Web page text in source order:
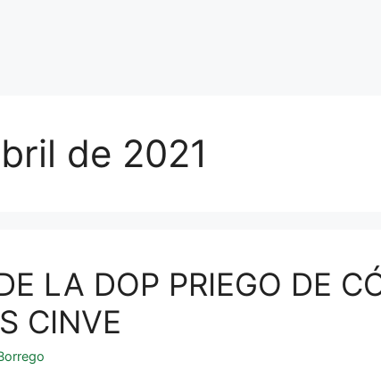
de 2021
LA DOP PRIEGO DE
CINVE